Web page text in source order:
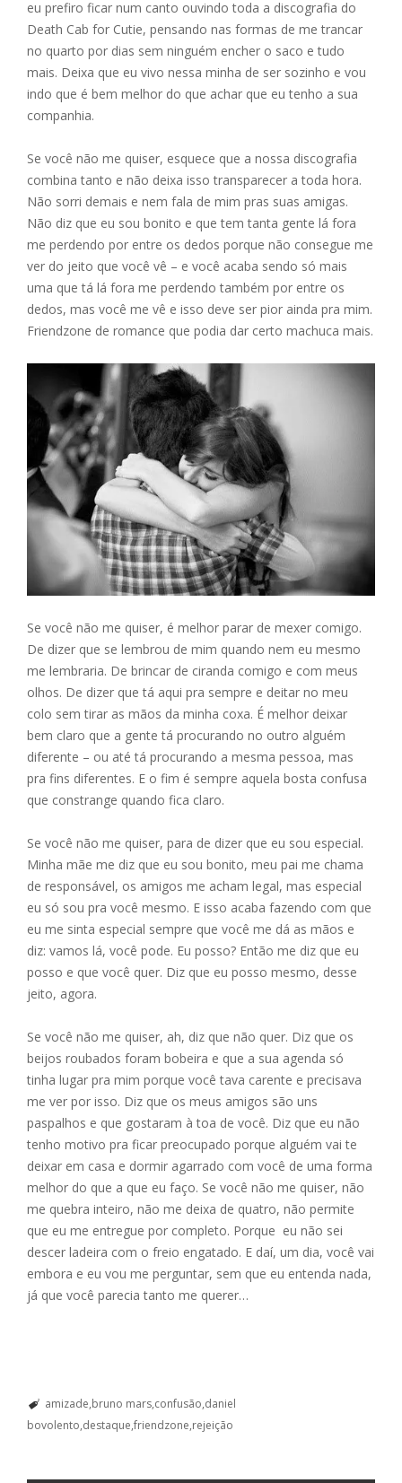
eu prefiro ficar num canto ouvindo toda a discografia do
Death Cab for Cutie, pensando nas formas de me trancar
no quarto por dias sem ninguém encher o saco e tudo
mais. Deixa que eu vivo nessa minha de ser sozinho e vou
indo que é bem melhor do que achar que eu tenho a sua
companhia.
Se você não me quiser, esquece que a nossa discografia
combina tanto e não deixa isso transparecer a toda hora.
Não sorri demais e nem fala de mim pras suas amigas.
Não diz que eu sou bonito e que tem tanta gente lá fora
me perdendo por entre os dedos porque não consegue me
ver do jeito que você vê – e você acaba sendo só mais
uma que tá lá fora me perdendo também por entre os
dedos, mas você me vê e isso deve ser pior ainda pra mim.
Friendzone de romance que podia dar certo machuca mais.
Se você não me quiser, é melhor parar de mexer comigo.
De dizer que se lembrou de mim quando nem eu mesmo
me lembraria. De brincar de ciranda comigo e com meus
olhos. De dizer que tá aqui pra sempre e deitar no meu
colo sem tirar as mãos da minha coxa. É melhor deixar
bem claro que a gente tá procurando no outro alguém
diferente – ou até tá procurando a mesma pessoa, mas
pra fins diferentes. E o fim é sempre aquela bosta confusa
que constrange quando fica claro.
Se você não me quiser, para de dizer que eu sou especial.
Minha mãe me diz que eu sou bonito, meu pai me chama
de responsável, os amigos me acham legal, mas especial
eu só sou pra você mesmo. E isso acaba fazendo com que
eu me sinta especial sempre que você me dá as mãos e
diz: vamos lá, você pode. Eu posso? Então me diz que eu
posso e que você quer. Diz que eu posso mesmo, desse
jeito, agora.
Se você não me quiser, ah, diz que não quer. Diz que os
beijos roubados foram bobeira e que a sua agenda só
tinha lugar pra mim porque você tava carente e precisava
me ver por isso. Diz que os meus amigos são uns
paspalhos e que gostaram à toa de você. Diz que eu não
tenho motivo pra ficar preocupado porque alguém vai te
deixar em casa e dormir agarrado com você de uma forma
melhor do que a que eu faço. Se você não me quiser, não
me quebra inteiro, não me deixa de quatro, não permite
que eu me entregue por completo. Porque eu não sei
descer ladeira com o freio engatado. E daí, um dia, você vai
embora e eu vou me perguntar, sem que eu entenda nada,
já que você parecia tanto me querer…
amizade bruno mars confusão daniel
bovolento destaque friendzone rejeição